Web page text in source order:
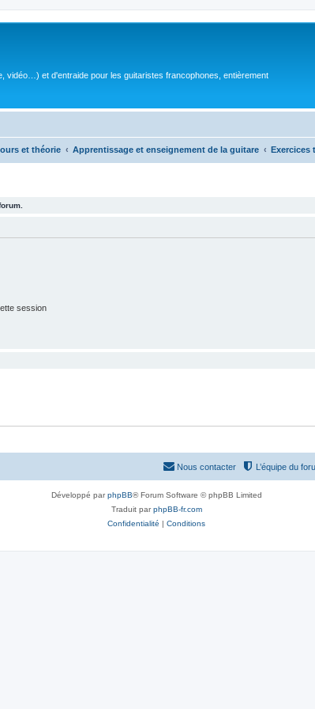
vidéo…) et d'entraide pour les guitaristes francophones, entièrement
et théorie Apprentissage et enseignement de la guitare Exercices
session
L’équipe du
Nous contacter
Développé parphpBB® Forum Software © phpBB Limited
Traduit parphpBB-fr.com
Confidentialité | Conditions